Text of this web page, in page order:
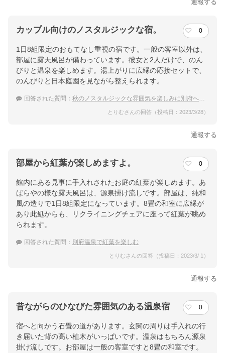
通報する
カップル向けのノスタルジックな宿。 0
1日8組限定のおもてなし重視の宿です。一般の客室以外は、
部屋に露天風呂が備わっています。彼女と2人だけで、のん
びりと温泉を楽しめます。湯上がりに広縁の応接セットで、
のんびりと日本庭園を見ながら整えられます。
回答された質問： 秋のノスタルジックな雰囲気を楽しみに別府へ。カップル向けの温泉宿は？
とりむさんの回答（投稿日：2023/3/28）
通報する
部屋から紅葉が楽しめますよ。 0
館内にある見事に手入れされたお庭の紅葉が楽しめます。あ
ばらやの様な露天風呂は、源泉掛け流しです。部屋は、純和
風の造りで1日8組限定になっています。8畳の和室に広縁が
あり此処からも、リクライニングチェアに座って紅葉が眺め
られます。
回答された質問： 別府温泉で紅葉を楽しむ
とりむさんの回答（投稿日：2023/3/ 1）
通報する
昔ながらのひなびた雰囲気のある温泉宿 0
宿へと向かう石畳の道があります。玄関の周りは手入れの行
き届いた背の高い植木がいっぱいです。温泉はもちろん源泉
掛け流しです。お部屋は一般の客室ですと8畳の和室です。